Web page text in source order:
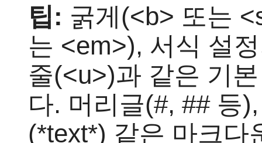
팁: 굵게(<b> 또는
는 <em>), 서식 설
줄(<u>)과 같은 기
다. 머리글(#, ## 등
(*text*) 같은 마크다